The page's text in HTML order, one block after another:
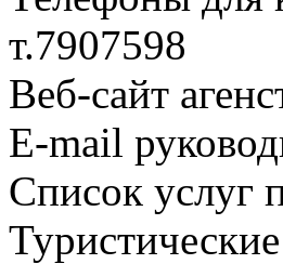
т.7907598
Веб-сайт
E-mail
Список услуг